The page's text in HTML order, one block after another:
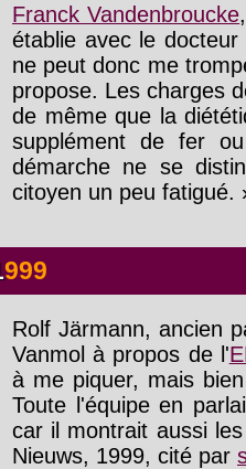
Franck Vandenbroucke
établie avec le
ne peut donc me
propose. Les charges
de même que la
supplément de fer
démarche ne se
citoyen un peu fatigué.
1999
Rolf Järmann, ancien
Vanmol à propos de l'
à me piquer, mais
Toute l'équipe en
car il montrait aussi
Nieuws, 1999, cité par